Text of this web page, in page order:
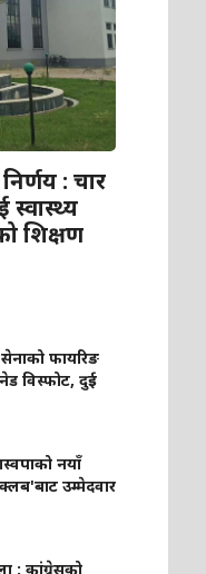
: चार
स्वास्थ्य
शिक्षण
सेनाको फायरिङ
विस्फोट, दुई
नयाँ
उम्मेदवार
: कांग्रेसको